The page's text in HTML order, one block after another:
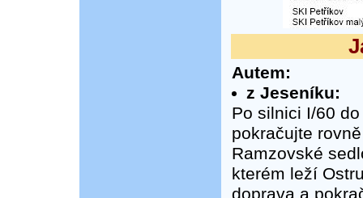
Autem:
z Jeseníku:
Po silnici I/60
pokračujte
Ramzovské
kterém leží
doprava a